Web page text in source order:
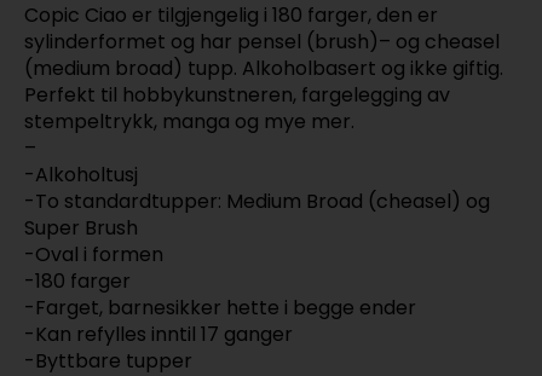
Copic Ciao er tilgjengelig i 180 farger, den er
sylinderformet og har pensel (brush)– og cheasel
(medium broad) tupp. Alkoholbasert og ikke giftig.
Perfekt til hobbykunstneren, fargelegging av
stempeltrykk, manga og mye mer.
–
-Alkoholtusj
-To standardtupper: Medium Broad (cheasel) og
Super Brush
-Oval i formen
-180 farger
-Farget, barnesikker hette i begge ender
-Kan refylles inntil 17 ganger
-Byttbare tupper